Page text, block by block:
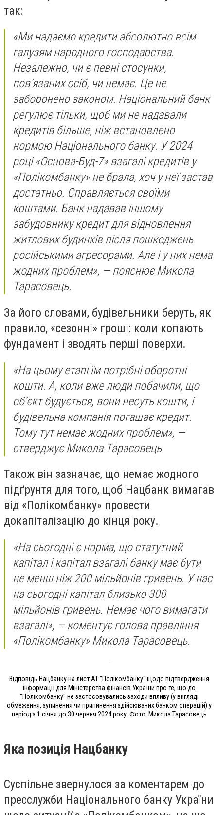
так:
«Ми надаємо кредити абсолютно всім
галузям народного господарства.
Незалежно, чи є певні стосунки,
пов'язаних осіб, чи немає. Це не
заборонено законом. Національний банк
регулює тільки, щоб ми не надавали
кредитів більше, ніж встановлено
нормою Національного банку. У 2024
році «Основа-Буд-7» взагалі кредитів у
«Полікомбанку» не брала, хоч у неї застав
достатньо. Справляється своїми
коштами. Банк надавав іншому
забудовнику кредит для відновлення
житлових будинків після пошкоджень
російськими агресорами. Але і у них нема
жодних проблем», — пояснює Микола
Тарасовець.
За його словами, будівельники беруть, як
правило, «сезонні» гроші: коли копають
фундамент і зводять перші поверхи.
«На цьому етапі їм потрібні оборотні
кошти. А, коли вже люди побачили, що
об'єкт будується, вони несуть кошти, і
будівельна компанія погашає кредит.
Тому тут немає жодних проблем», —
стверджує Микола Тарасовець.
Також він зазначає, що немає жодного
підґрунтя для того, щоб Нацбанк вимагав
від «Полікомбанку» провести
докапіталізацію до кінця року.
«На сьогодні є норма, що статутний
капітал і капітал взагалі банку має бути
не менш ніж 200 мільйонів гривень. У нас
на сьогодні капітал близько 300
мільйонів гривень. Немає чого вимагати
взагалі», — коментує голова правління
«Полікомбанку» Микола Тарасовець.
Відповідь Нацбанку на лист АТ "Полікомбанку" щодо підтвердження
інформації для Міністерства фінансів України про те, що до
"Полікомбанку" не застосовувались заходи впливу (у вигляді
обмеження, зупинення чи припинення здійсюваних банком операцій) у
період з 1 січня до 30 червня 2024 року, Фото: Микола Тарасовець
Яка позиція Нацбанку
Суспільне звернулося за коментарем до
пресслужби Національного банку України